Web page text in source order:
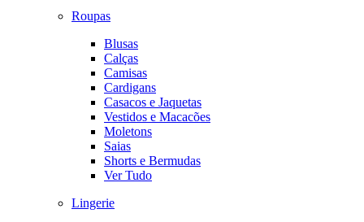
Roupas
Blusas
Calças
Camisas
Cardigans
Casacos e Jaquetas
Vestidos e Macacões
Moletons
Saias
Shorts e Bermudas
Ver Tudo
Lingerie